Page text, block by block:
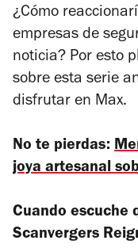
¿Cómo
empresas de
noticia? Por esto
sobre esta serie
disfrutar en Max.
No te pierdas:
joya artesanal
Cuando escuche
Scanvergers